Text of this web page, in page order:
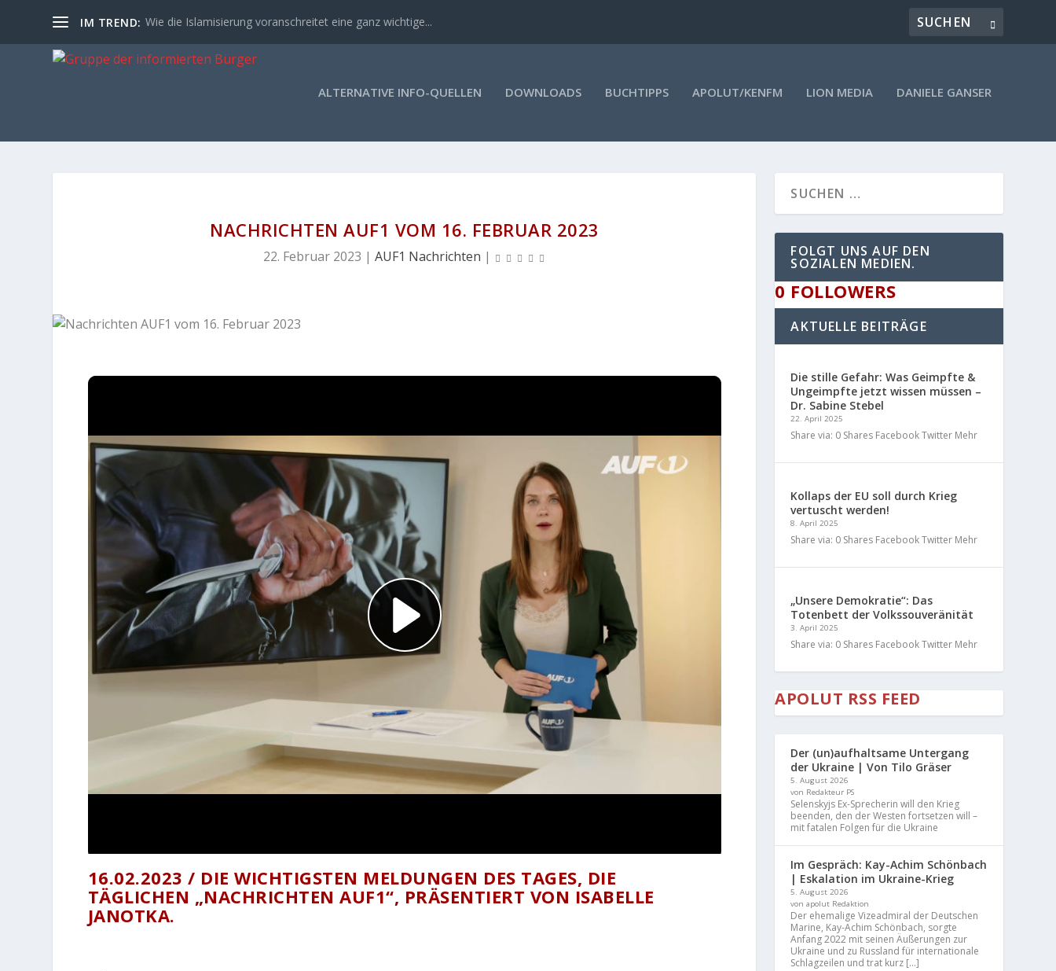
IM TREND: Wie die Islamisierung voranschreitet eine ganz wichtige...
ALTERNATIVE INFO-QUELLEN DOWNLOADS BUCHTIPPS APOLUT/KENFM LION MEDIA DANIELE GANSER
NACHRICHTEN AUF1 VOM 16. FEBRUAR 2023
22. Februar 2023 | AUF1 Nachrichten |
16.02.2023 / DIE WICHTIGSTEN MELDUNGEN DES TAGES, DIE
TÄGLICHEN „NACHRICHTEN AUF1“, PRÄSENTIERT VON ISABELLE
JANOTKA.
FOLGT UNS AUF DEN
SOZIALEN MEDIEN.
0 FOLLOWERS
AKTUELLE BEITRÄGE
Die stille Gefahr: Was Geimpfte &
Ungeimpfte jetzt wissen müssen –
Dr. Sabine Stebel
22. April 2025
Share via: 0 Shares Facebook Twitter Mehr
Kollaps der EU soll durch Krieg
vertuscht werden!
8. April 2025
Share via: 0 Shares Facebook Twitter Mehr
„Unsere Demokratie“: Das
Totenbett der Volkssouveränität
3. April 2025
Share via: 0 Shares Facebook Twitter Mehr
APOLUT RSS FEED
Der (un)aufhaltsame Untergang
der Ukraine | Von Tilo Gräser
5. August 2026
von Redakteur PS
Selenskyjs Ex-Sprecherin will den Krieg
beenden, den der Westen fortsetzen will –
mit fatalen Folgen für die Ukraine
Im Gespräch: Kay-Achim Schönbach
| Eskalation im Ukraine-Krieg
5. August 2026
von apolut Redaktion
Der ehemalige Vizeadmiral der Deutschen
Marine, Kay-Achim Schönbach, sorgte
Anfang 2022 mit seinen Äußerungen zur
Ukraine und zu Russland für internationale
Schlagzeilen und trat kurz […]